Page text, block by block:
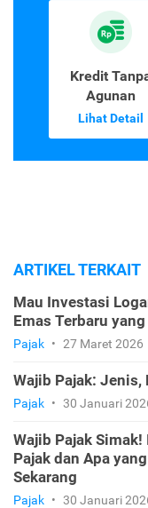
Kredit
Agunan
Lihat Detail
ARTIKEL TERKAIT
Mau Investasi
Emas Terbaru
Pajak • 27 Maret 2026
Wajib Pajak: Jenis,
Pajak • 30 Januari
Wajib Pajak
Pajak dan Apa
Sekarang
Pajak • 30 Januari